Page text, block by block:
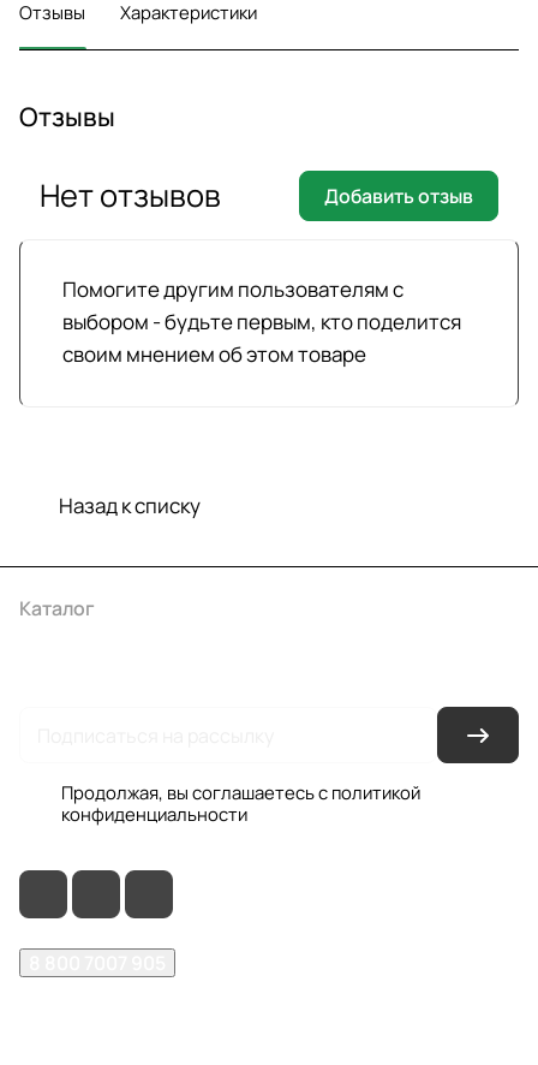
Отзывы Характеристики
Отзывы
Помогите другим пользователям с
выбором - будьте первым, кто поделится
своим мнением об этом товаре
Нет отзывов Добавить отзыв
Назад к списку
Каталог
Продолжая, вы соглашаетесь с политикой
конфиденциальности